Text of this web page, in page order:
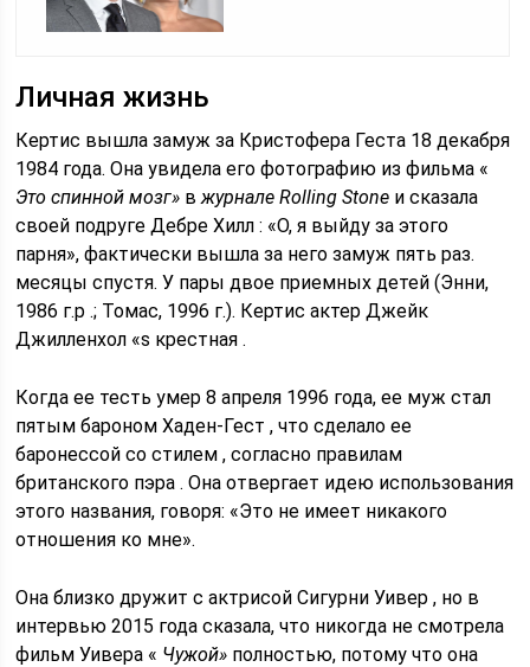
Личная жизнь
Кертис вышла замуж за Кристофера Геста 18 декабря
1984 года. Она увидела его фотографию из фильма «
Это спинной мозг» вжурнале Rolling Stone и сказала
своей подруге Дебре Хилл : «О, я выйду за этого
парня», фактически вышла за него замуж пять раз.
месяцы спустя. У пары двое приемных детей (Энни,
1986 г.р .; Томас, 1996 г.). Кертис актер Джейк
Джилленхол «s крестная .
Когда ее тесть умер 8 апреля 1996 года, ее муж стал
пятым бароном Хаден-Гест , что сделало ее
баронессой со стилем , согласно правилам
британского пэра . Она отвергает идею использования
этого названия, говоря: «Это не имеет никакого
отношения ко мне».
Она близко дружит с актрисой Сигурни Уивер , но в
интервью 2015 года сказала, что никогда не смотрела
фильм Уивера « Чужой» полностью, потому что она